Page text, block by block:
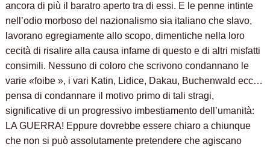
ancora di più il baratro aperto tra di essi. E le penne intinte
nell’odio morboso del nazionalismo sia italiano che slavo,
lavorano egregiamente allo scopo, dimentiche nella loro
cecità di risalire alla causa infame di questo e di altri misfatti
consimili. Nessuno di coloro che scrivono condannano le
varie «foibe », i vari Katin, Lidice, Dakau, Buchenwald ecc…
pensa di condannare il motivo primo di tali stragi,
significative di un progressivo imbestiamento dell’umanità:
LA GUERRA! Eppure dovrebbe essere chiaro a chiunque
che non si può assolutamente pretendere che agiscano